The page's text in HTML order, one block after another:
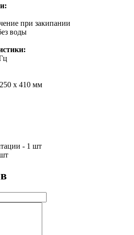
при закипании
воды
х 410 мм
- 1 шт